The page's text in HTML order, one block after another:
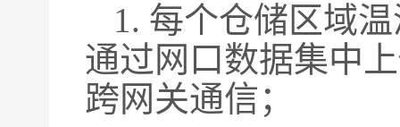
1. 每个仓储区域
通过网口数据集中
跨网关通信；